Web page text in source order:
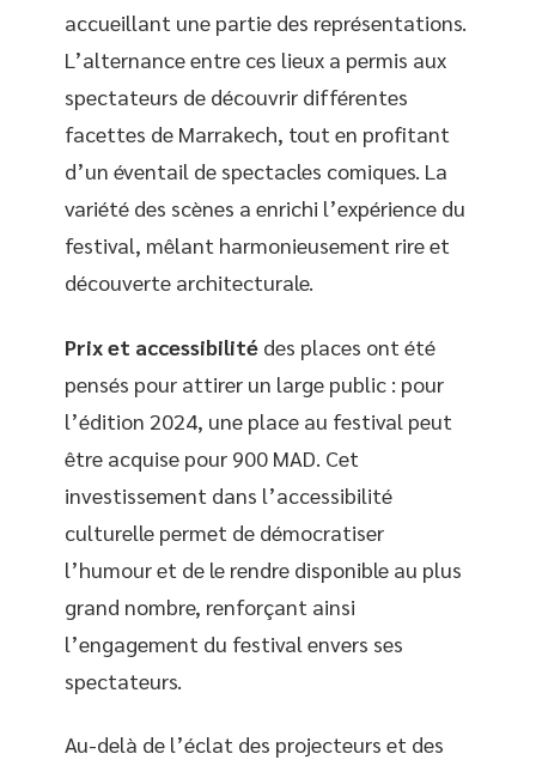
accueillant une partie des représentations.
L’alternance entre ces lieux a permis aux
spectateurs de découvrir différentes
facettes de Marrakech, tout en profitant
d’un éventail de spectacles comiques. La
variété des scènes a enrichi l’expérience du
festival, mêlant harmonieusement rire et
découverte architecturale.
Prix et accessibilité des places ont été
pensés pour attirer un large public : pour
l’édition 2024, une place au festival peut
être acquise pour 900 MAD. Cet
investissement dans l’accessibilité
culturelle permet de démocratiser
l’humour et de le rendre disponible au plus
grand nombre, renforçant ainsi
l’engagement du festival envers ses
spectateurs.
Au-delà de l’éclat des projecteurs et des